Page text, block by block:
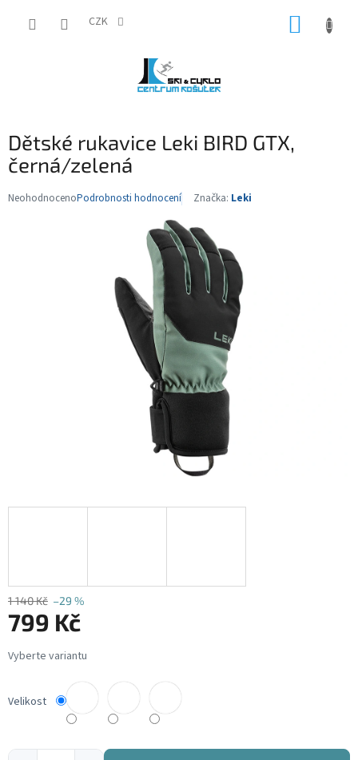
CZK
Dětské rukavice Leki BIRD GTX,
černá/zelená
Průměrné
NeohodnocenoPodrobnosti hodnocení Značka: Leki
1 140 Kč –29 %
799 Kč
Měrná
cena:
Velikost